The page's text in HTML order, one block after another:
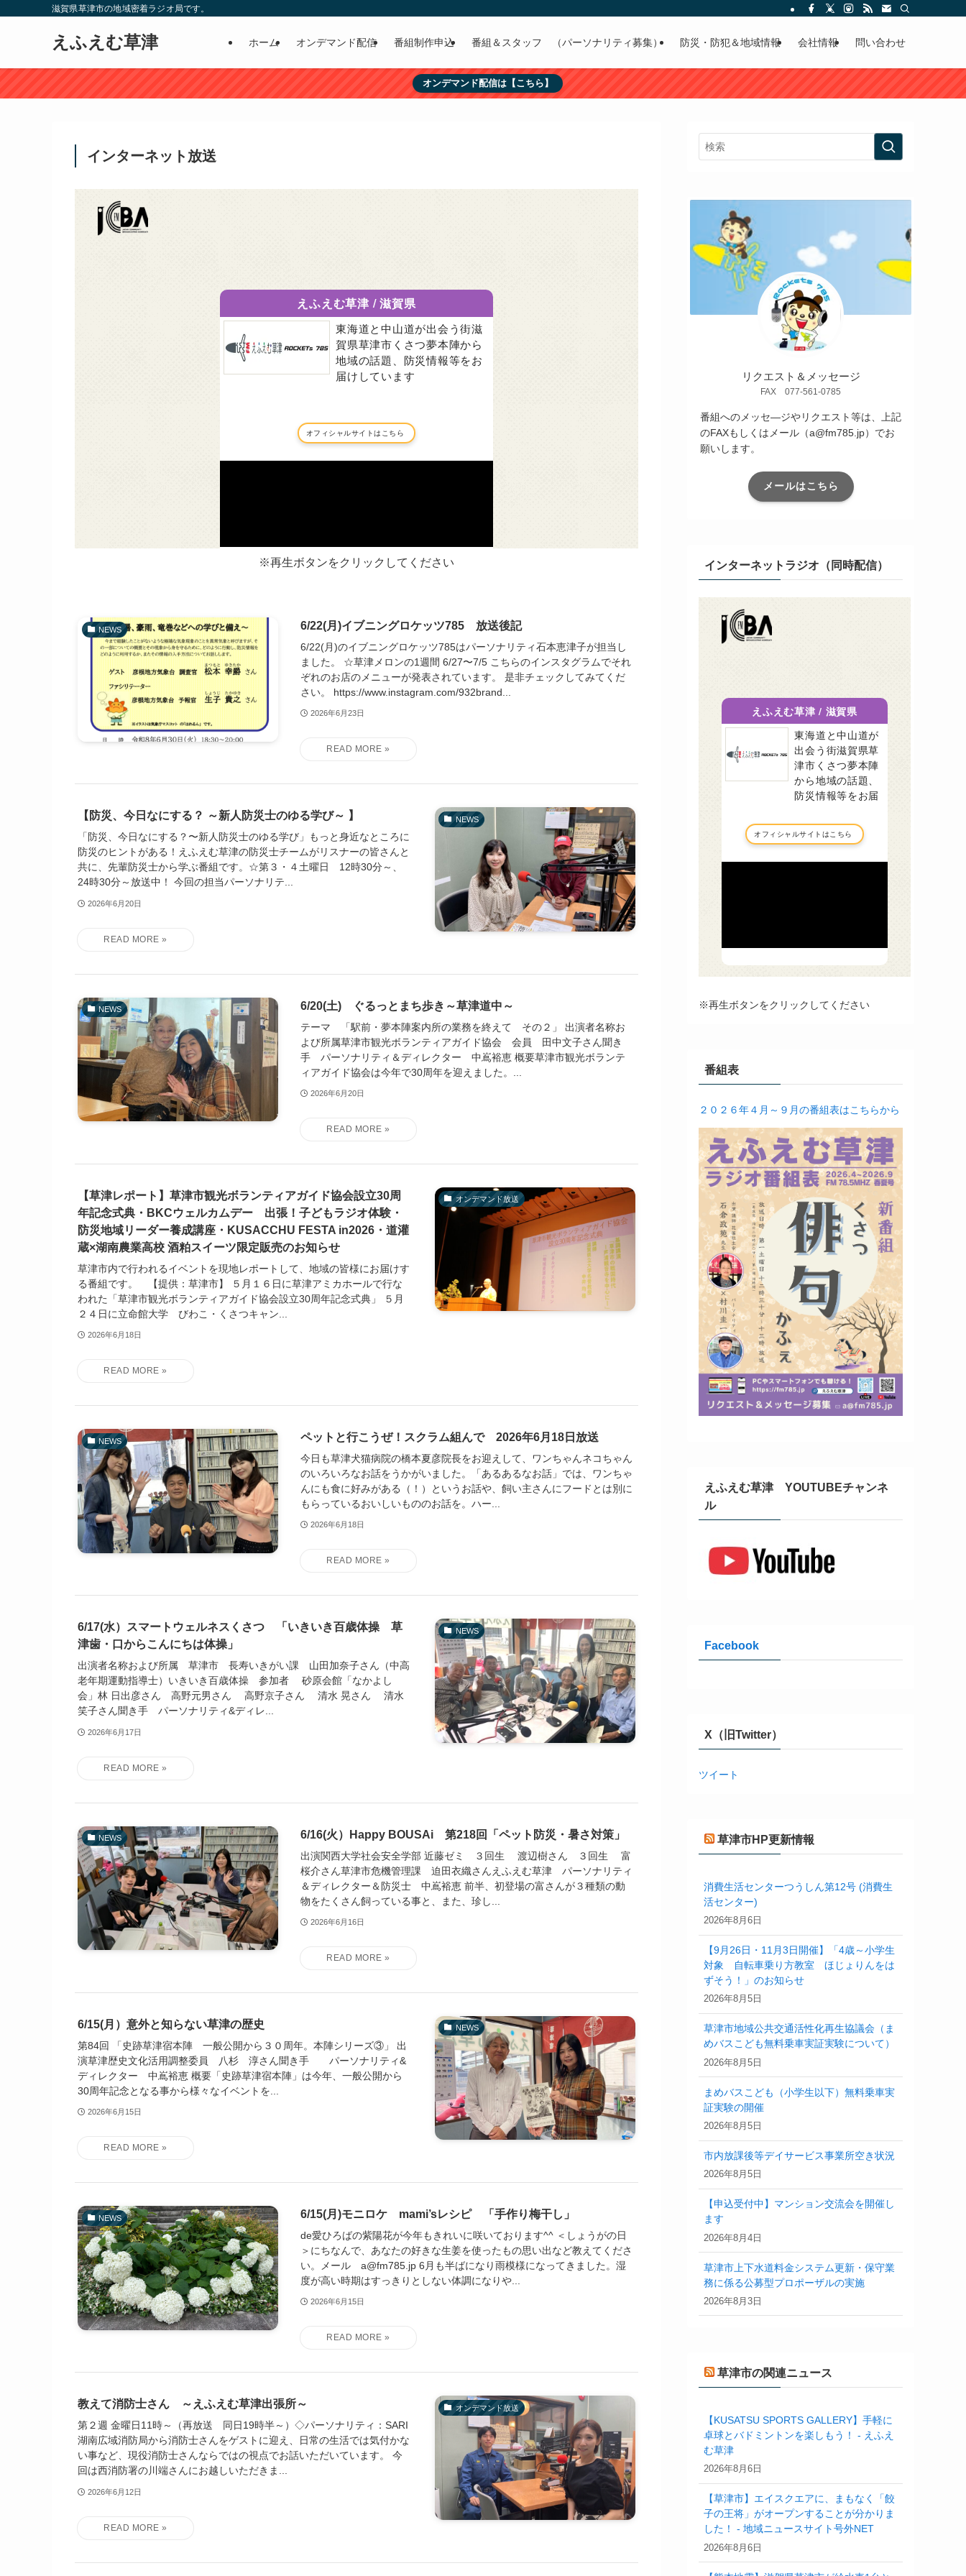
滋賀県草津市の地域密着ラジオ局です。
えふえむ草津 ホーム オンデマンド配信 番組制作申込 番組＆スタッフ （パーソナリティ募集） 防災・防犯＆地域情報 会社情報 問い合わせ
オンデマンド配信は【こちら】
インターネット放送
※再生ボタンをクリックしてください
NEWS 6/22(月)イブニングロケッツ785 放送後記
6/22(月)のイブニングロケッツ785はパーソナリティ石本恵津子が担当し
ました。 ☆草津メロンの1週間 6/27〜7/5 こちらのインスタグラムでそれ
ぞれのお店のメニューが発表されています。 是非チェックしてみてくだ
さい。 https://www.instagram.com/932brand...
2026年6月23日
NEWS
【防災、今日なにする？ ～新人防災士のゆる学び～ 】
「防災、今日なにする？〜新人防災士のゆる学び」もっと身近なところに
防災のヒントがある！えふえむ草津の防災士チームがリスナーの皆さんと
共に、先輩防災士から学ぶ番組です。☆第３・４土曜日 12時30分～、
24時30分～放送中！ 今回の担当パーソナリテ...
2026年6月20日
NEWS 6/20(土) ぐるっとまち歩き～草津道中～
テーマ 「駅前・夢本陣案内所の業務を終えて その２」 出演者名称お
よび所属草津市観光ボランティアガイド協会 会員 田中文子さん聞き
手 パーソナリティ＆ディレクター 中嶌裕恵 概要草津市観光ボランテ
ィアガイド協会は今年で30周年を迎えました。...
2026年6月20日
オンデマンド放送
【草津レポート】草津市観光ボランティアガイド協会設立30周
年記念式典・BKCウェルカムデー 出張！子どもラジオ体験・
防災地域リーダー養成講座・KUSACCHU FESTA in2026・道灌
蔵×湖南農業高校 酒粕スイーツ限定販売のお知らせ
草津市内で行われるイベントを現地レポートして、地域の皆様にお届けす
る番組です。 【提供：草津市】 ５月１６日に草津アミカホールで行な
われた「草津市観光ボランティアガイド協会設立30周年記念式典」 ５月
２４日に立命館大学 びわこ・くさつキャン...
2026年6月18日
NEWS ペットと行こうぜ！スクラム組んで 2026年6月18日放送
今日も草津犬猫病院の橋本夏彦院長をお迎えして、ワンちゃんネコちゃん
のいろいろなお話をうかがいました。「あるあるなお話」では、ワンちゃ
んにも食に好みがある（！）というお話や、飼い主さんにフードとは別に
もらっているおいしいもののお話を。ハー...
2026年6月18日
NEWS
6/17(水）スマートウェルネスくさつ 「いきいき百歳体操 草
津歯・口からこんにちは体操」
出演者名称および所属 草津市 長寿いきがい課 山田加奈子さん（中高
老年期運動指導士）いきいき百歳体操 参加者 砂原会館「なかよし
会」林 日出彦さん 高野元男さん 高野京子さん 清水 晃さん 清水
笑子さん聞き手 パーソナリティ&ディレ...
2026年6月17日
NEWS 6/16(火）Happy BOUSAi 第218回「ペット防災・暑さ対策」
出演関西大学社会安全学部 近藤ゼミ ３回生 渡辺樹さん ３回生 富
桜介さん草津市危機管理課 迫田衣織さんえふえむ草津 パーソナリティ
＆ディレクター＆防災士 中嶌裕恵 前半、初登場の富さんが３種類の動
物をたくさん飼っている事と、また、珍し...
2026年6月16日
NEWS
6/15(月）意外と知らない草津の歴史
第84回 「史跡草津宿本陣 一般公開から３０周年。本陣シリーズ③」 出
演草津歴史文化活用調整委員 八杉 淳さん聞き手 パーソナリティ&
ディレクター 中嶌裕恵 概要「史跡草津宿本陣」は今年、一般公開から
30周年記念となる事から様々なイベントを...
2026年6月15日
NEWS 6/15(月)モニロケ mami’sレシピ 「手作り梅干し」
de愛ひろばの紫陽花が今年もきれいに咲いております^^ ＜しょうがの日
＞にちなんで、あなたの好きな生姜を使ったもの思い出など教えてくださ
い。メール a@fm785.jp 6月も半ばになり雨模様になってきました。湿
度が高い時期はすっきりとしない体調になりや...
2026年6月15日
オンデマンド放送
教えて消防士さん ～えふえむ草津出張所～
第２週 金曜日11時～（再放送 同日19時半～）◇パーソナリティ：SARI
湖南広域消防局から消防士さんをゲストに迎え、日常の生活では気付かな
い事など、現役消防士さんならではの視点でお話いただいています。 今
回は西消防署の川端さんにお越しいただきま...
2026年6月12日
リクエスト＆メッセージ
FAX 077-561-0785
番組へのメッセ―ジやリクエスト等は、上記
のFAXもしくはメール（a@fm785.jp）でお
願いします。
メールはこちら
インターネットラジオ（同時配信）
※再生ボタンをクリックしてください
番組表
２０２６年４月～９月の番組表はこちらから
えふえむ草津 YOUTUBEチャンネ
ル
Facebook
X（旧Twitter）
ツイート
草津市HP更新情報
消費生活センターつうしん第12号 (消費生
活センター)
2026年8月6日
【9月26日・11月3日開催】「4歳～小学生
対象 自転車乗り方教室 ほじょりんをは
ずそう！」のお知らせ
2026年8月5日
草津市地域公共交通活性化再生協議会（ま
めバスこども無料乗車実証実験について）
2026年8月5日
まめバスこども（小学生以下）無料乗車実
証実験の開催
2026年8月5日
市内放課後等デイサービス事業所空き状況
2026年8月5日
【申込受付中】マンション交流会を開催し
ます
2026年8月4日
草津市上下水道料金システム更新・保守業
務に係る公募型プロポーザルの実施
2026年8月3日
草津市の関連ニュース
【KUSATSU SPORTS GALLERY】手軽に
卓球とバドミントンを楽しもう！ - えふえ
む草津
2026年8月6日
【草津市】エイスクエアに、まもなく「餃
子の王将」がオープンすることが分かりま
した！ - 地域ニュースサイト号外NET
2026年8月6日